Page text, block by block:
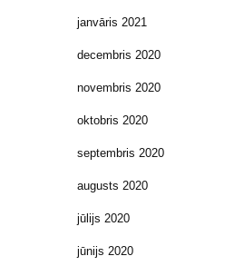
janvāris 2021
decembris 2020
novembris 2020
oktobris 2020
septembris 2020
augusts 2020
jūlijs 2020
jūnijs 2020